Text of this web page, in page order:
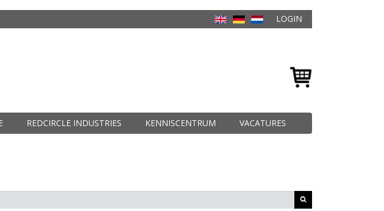
LOGIN
REDCIRCLE INDUSTRIES KENNISCENTRUM VACATURES